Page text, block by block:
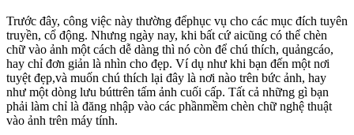
Trước đây, công việc này thường đểphục vụ cho các mục đích tuyên
truyền, cổ động. Nhưng ngày nay, khi bất cứ aicũng có thể chèn
chữ vào ảnh một cách dễ dàng thì nó còn để chú thích, quảngcáo,
hay chỉ đơn giản là nhìn cho đẹp. Ví dụ như khi bạn đến một nơi
tuyệt đẹp,và muốn chú thích lại đây là nơi nào trên bức ảnh, hay
như một dòng lưu búttrên tấm ảnh cuối cấp. Tất cả những gì bạn
phải làm chỉ là đăng nhập vào các phầnmềm chèn chữ nghệ thuật
vào ảnh trên máy tính.